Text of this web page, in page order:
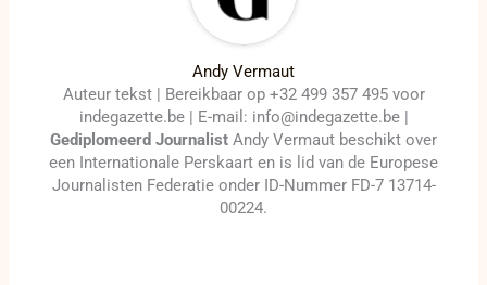
Andy Vermaut
Auteur tekst | Bereikbaar op +32 499 357 495 voor
indegazette.be | E-mail: info@indegazette.be |
Gediplomeerd Journalist Andy Vermaut beschikt over
een Internationale Perskaart en is lid van de Europese
Journalisten Federatie onder ID-Nummer FD-7 13714-
00224.